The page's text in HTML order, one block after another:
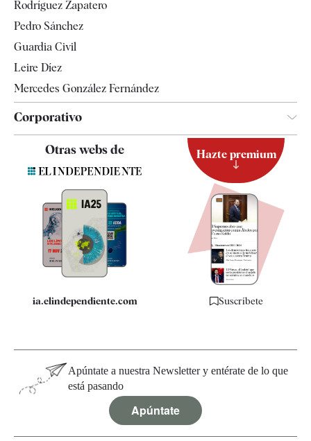
Televisión
Rodríguez Zapatero
Pedro Sánchez
Guardia Civil
Leire Díez
Mercedes González Fernández
Corporativo
Contacto
Quiénes somos
Especificaciones
Otras webs de
ia.elindependiente.com
Hazte premium
Suscríbete
Apúntate a nuestra Newsletter y entérate de lo que
está pasando
Apúntate